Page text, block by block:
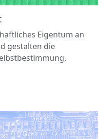
Eigentum an
gestalten die